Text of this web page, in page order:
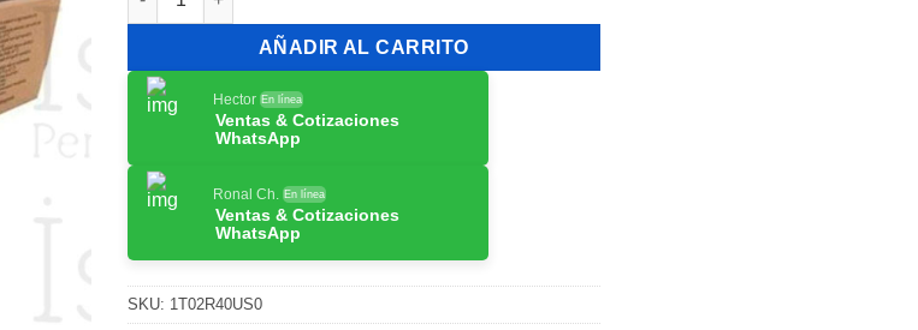
AÑADIR AL CARRITO
Hector En línea
Ventas & Cotizaciones
WhatsApp
Ronal Ch. En línea
Ventas & Cotizaciones
WhatsApp
SKU: 1T02R40US0